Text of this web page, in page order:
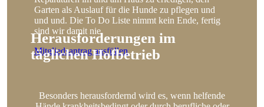
Garten als Auslauf für die Hunde zu pflegen und
und und. Die To Do Liste nimmt kein Ende, fertig
sind wir damit nie.
Mitgliedsantrag ausfüllen
Herausforderungen im
täglichen Hofbetrieb
Besonders herausfordernd wird es, wenn helfende